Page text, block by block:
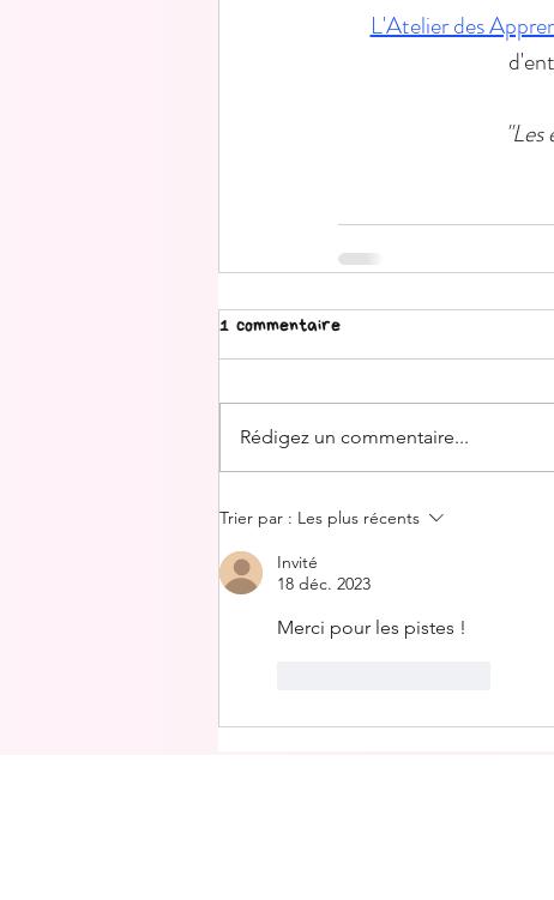
L'Atelier des
1 commentaire
Rédigez un commentaire...
Trier par : Les plus récents
Invité
18 déc. 2023
Merci pour les pistes !